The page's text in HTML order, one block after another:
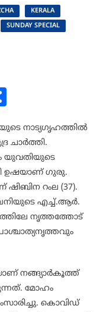
KERALA
SUNDAY SPECIAL
Share
നാട്യഗൃഹത്തിൽ
ചാർത്തി.
യുവതിയുടെ
ഉഷയാണ് ഗുരു.
ഷിബിന റംല (37)​.
എച്ച്.ആർ.
നൃത്തത്തോട്
നങ്ങ്യാർകൂത്ത്
മോഹം
കൊവിഡ്